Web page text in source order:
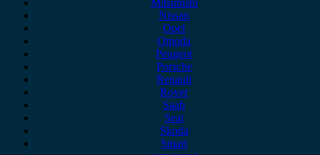
Mitsubishi
Nissan
Opel
Omoda
Peugeot
Porsche
Renault
Rover
Saab
Seat
Skoda
Smart